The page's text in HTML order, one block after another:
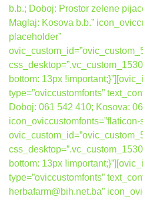
b.b.; Doboj: Prostor zelene
Maglaj: Kosova b.b.”
placeholder”
bottom: 13px
type=”oviccustomfonts”
Doboj: 061 542 410; Kosova:
icon_oviccustomfonts=”flaticon-
bottom: 13px
type=”oviccustomfonts”
herbafarm@bih.net.ba”